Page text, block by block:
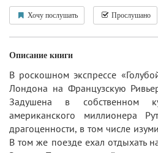
Хочу послушать Прослушано
Описание книги
В роскошном экспрессе
Лондона на Французскую
Задушена в собственном
американского миллионера
драгоценности, в том числе
В том же поезде ехал отдыхать